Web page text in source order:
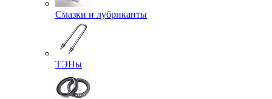
Смазки и лубриканты
ТЭНы